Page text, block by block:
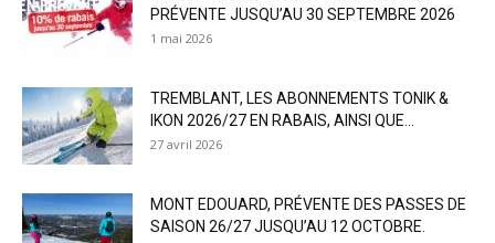
PRÉVENTE JUSQU’AU 30 SEPTEMBRE 2026
1 mai 2026
TREMBLANT, LES ABONNEMENTS TONIK &
IKON 2026/27 EN RABAIS, AINSI QUE...
27 avril 2026
MONT EDOUARD, PRÉVENTE DES PASSES DE
SAISON 26/27 JUSQU’AU 12 OCTOBRE.